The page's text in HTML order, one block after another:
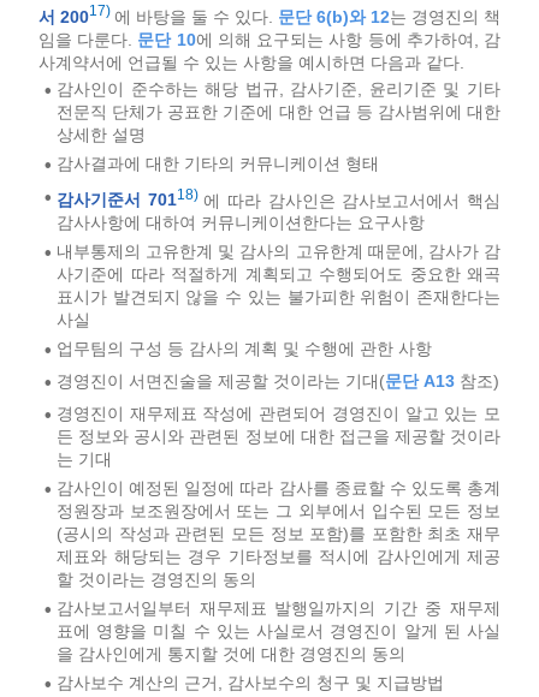
서 20017) 에 바탕을 둘 수 있다. 문단 6(b)와 12는 경영진의 책
임을 다룬다. 문단 10에 의해 요구되는 사항 등에 추가하여, 감
사계약서에 언급될 수 있는 사항을 예시하면 다음과 같다.
• 감사인이 준수하는 해당 법규, 감사기준, 윤리기준 및 기타
전문직 단체가 공표한 기준에 대한 언급 등 감사범위에 대한
상세한 설명
• 감사결과에 대한 기타의 커뮤니케이션 형태
• 감사기준서 70118) 에 따라 감사인은 감사보고서에서 핵심
감사사항에 대하여 커뮤니케이션한다는 요구사항
• 내부통제의 고유한계 및 감사의 고유한계 때문에, 감사가 감
사기준에 따라 적절하게 계획되고 수행되어도 중요한 왜곡
표시가 발견되지 않을 수 있는 불가피한 위험이 존재한다는
사실
• 업무팀의 구성 등 감사의 계획 및 수행에 관한 사항
• 경영진이 서면진술을 제공할 것이라는 기대(문단 A13 참조)
• 경영진이 재무제표 작성에 관련되어 경영진이 알고 있는 모
든 정보와 공시와 관련된 정보에 대한 접근을 제공할 것이라
는 기대
• 감사인이 예정된 일정에 따라 감사를 종료할 수 있도록 총계
정원장과 보조원장에서 또는 그 외부에서 입수된 모든 정보
(공시의 작성과 관련된 모든 정보 포함)를 포함한 최초 재무
제표와 해당되는 경우 기타정보를 적시에 감사인에게 제공
할 것이라는 경영진의 동의
• 감사보고서일부터 재무제표 발행일까지의 기간 중 재무제
표에 영향을 미칠 수 있는 사실로서 경영진이 알게 된 사실
을 감사인에게 통지할 것에 대한 경영진의 동의
• 감사보수 계산의 근거, 감사보수의 청구 및 지급방법